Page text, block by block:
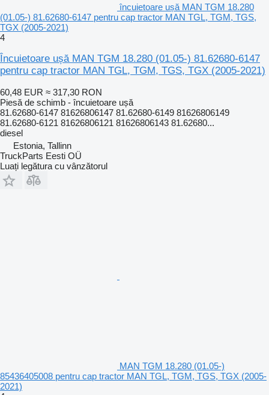
încuietoare ușă MAN TGM 18.280
(01.05-) 81.62680-6147 pentru cap tractor MAN TGL, TGM, TGS,
TGX (2005-2021)
4
Încuietoare ușă MAN TGM 18.280 (01.05-) 81.62680-6147
pentru cap tractor MAN TGL, TGM, TGS, TGX (2005-2021)
60,48 EUR ≈ 317,30 RON
Piesă de schimb - încuietoare ușă
81.62680-6147 81626806147 81.62680-6149 81626806149
81.62680-6121 81626806121 81626806143 81.62680...
diesel
Estonia, Tallinn
TruckParts Eesti OÜ
Luați legătura cu vânzătorul
MAN TGM 18.280 (01.05-)
85436405008 pentru cap tractor MAN TGL, TGM, TGS, TGX (2005-
2021)